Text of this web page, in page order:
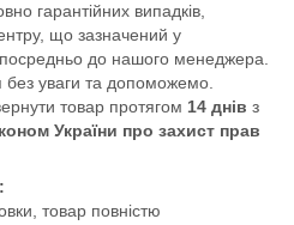
гарантійних випадків,
що зазначений у
до нашого менеджера.
уваги та допоможемо.
товар протягом 14 днів з
України про захист прав
товар повністю